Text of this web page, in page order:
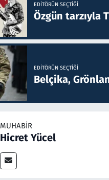
EDITÖRÜN SEÇTIĞI
Özgün tarzıyla
EDITÖRÜN SEÇTIĞI
Belçika,
MUHABIR
Hicret Yücel